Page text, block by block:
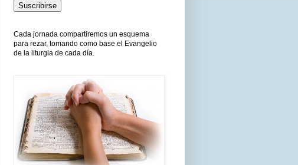
Suscribirse
Cada jornada compartiremos un esquema
para rezar, tomando como base el Evangelio
de la liturgia de cada día.